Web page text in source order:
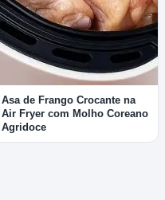
Asa de Frango Crocante na
Air Fryer com Molho Coreano
Agridoce